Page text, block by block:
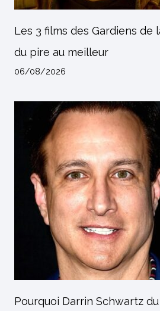
Les 3 films des Gardiens de
du pire au meilleur
06/08/2026
Pourquoi Darrin Schwartz du